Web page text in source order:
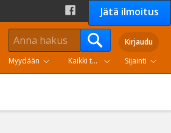
Jätä ilmoitus
Kirjaudu
Myydään
Kaikki tuoteryhmät Sijainti